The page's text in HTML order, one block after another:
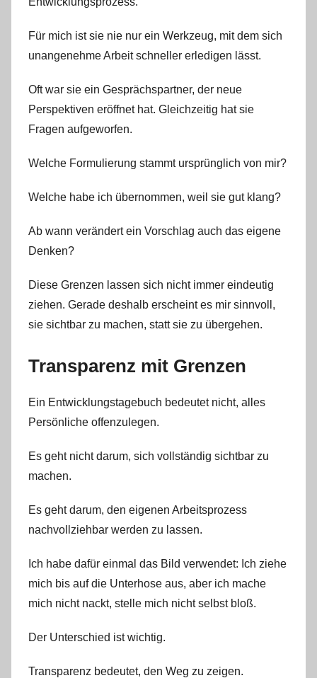
Für mich ist sie nie nur ein Werkzeug, mit dem sich
unangenehme Arbeit schneller erledigen lässt.
Oft war sie ein Gesprächspartner, der neue
Perspektiven eröffnet hat. Gleichzeitig hat sie
Fragen aufgeworfen.
Welche Formulierung stammt ursprünglich von mir?
Welche habe ich übernommen, weil sie gut klang?
Ab wann verändert ein Vorschlag auch das eigene
Denken?
Diese Grenzen lassen sich nicht immer eindeutig
ziehen. Gerade deshalb erscheint es mir sinnvoll,
sie sichtbar zu machen, statt sie zu übergehen.
Transparenz mit Grenzen
Ein Entwicklungstagebuch bedeutet nicht, alles
Persönliche offenzulegen.
Es geht nicht darum, sich vollständig sichtbar zu
machen.
Es geht darum, den eigenen Arbeitsprozess
nachvollziehbar werden zu lassen.
Ich habe dafür einmal das Bild verwendet: Ich ziehe
mich bis auf die Unterhose aus, aber ich mache
mich nicht nackt, stelle mich nicht selbst bloß.
Der Unterschied ist wichtig.
Transparenz bedeutet, den Weg zu zeigen.